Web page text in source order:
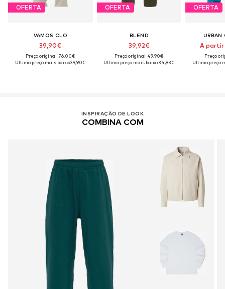
OFERTA
VAMOS CLO
39,90€
Preço original: 76,00€
Último preço mais baixo:39,90€
OFERTA
BLEND
39,92€
Preço original: 49,90€
Último preço mais baixo:34,93€
OFERTA
URBAN
A partir
Preço
Último preço
INSPIRAÇÃO DE LOOK
COMBINA COM